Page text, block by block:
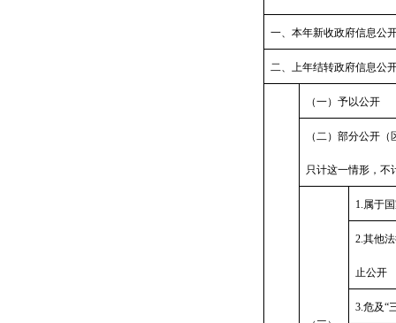
一、本年新收政府信息公
二、上年结转政府信息公
（一）予以公开
（二）部分公开
只计这一情形，不
1.属于
2.其他
止公开
3.危及“